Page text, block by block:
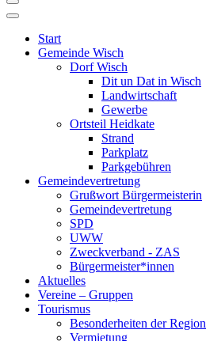
Navigationsmenü
Start
Gemeinde Wisch
Dorf Wisch
Dit un Dat in Wisch
Landwirtschaft
Gewerbe
Ortsteil Heidkate
Strand
Parkplatz
Parkgebühren
Gemeindevertretung
Grußwort Bürgermeisterin
Gemeindevertretung
SPD
UWW
Zweckverband - ZAS
Bürgermeister*innen
Aktuelles
Vereine – Gruppen
Tourismus
Besonderheiten der Region
Vermietung